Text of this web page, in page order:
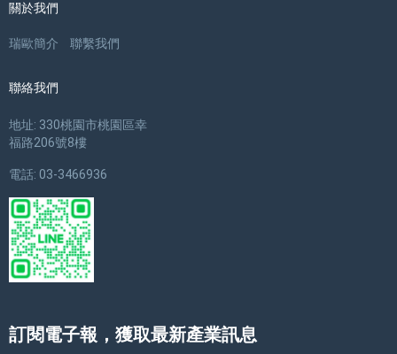
關於我們
瑞歐簡介 聯繫我們
聯絡我們
地址: 330桃園市桃園區幸
福路206號8樓
電話: 03-3466936
訂閱電子報，獲取最新產業訊息